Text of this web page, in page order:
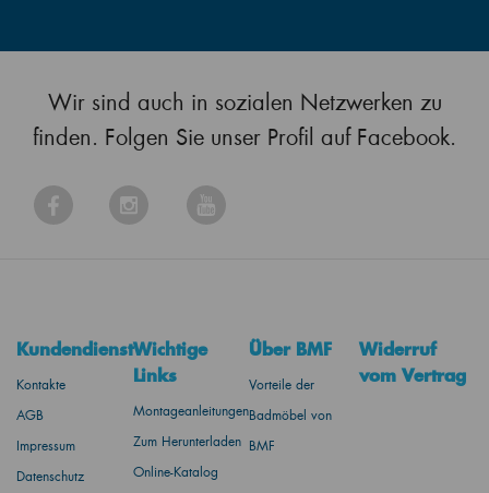
Wir sind auch in sozialen Netzwerken zu
finden. Folgen Sie unser Profil auf Facebook.
Kundendienst
Kontakte
AGB
Impressum
Datenschutz
Wichtige
Links
Montageanleitungen
Zum Herunterladen
Online-Katalog
Über BMF
Vorteile der
Badmöbel von
BMF
Widerruf
vom Vertrag